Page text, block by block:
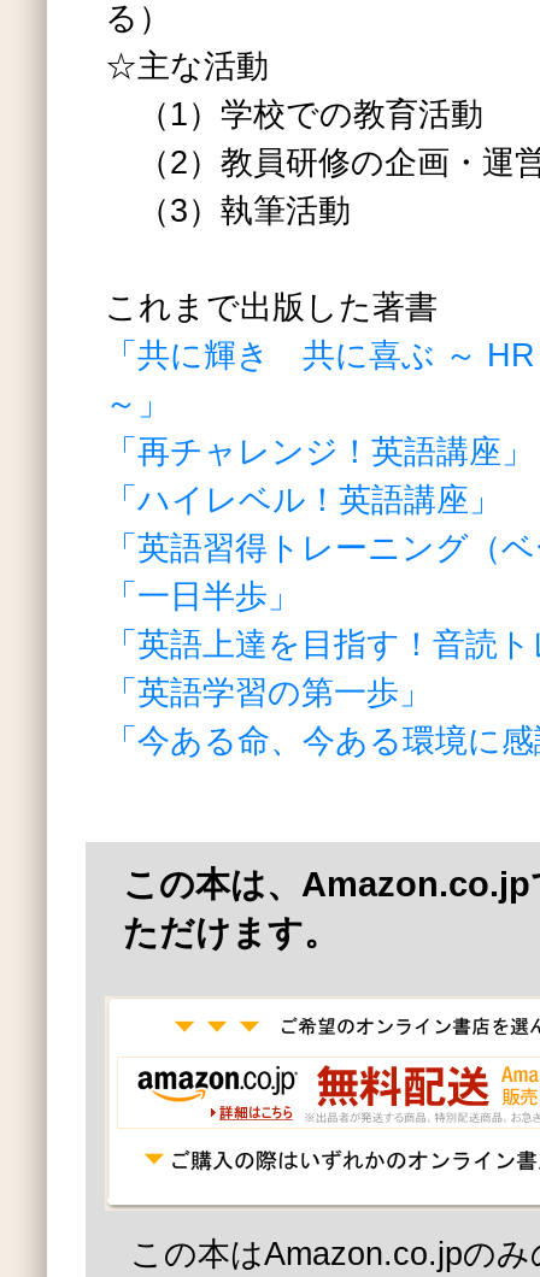
る）
☆主な活動
（1）学校での教育活動
（2）教員研修の企画・運
（3）執筆活動
これまで出版した著書
「共に輝き 共に喜ぶ ～ HR
～」
「再チャレンジ！英語講座」
「ハイレベル！英語講座」
「英語習得トレーニング（
「一日半歩」
「英語上達を目指す！音読
「英語学習の第一歩」
「今ある命、今ある環境に
この本は、
ただけます。
この本はAmazon.co.jpの